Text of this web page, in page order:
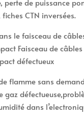
perte de puissance
CTN inversées.
le faisceau de
Faisceau de
défectueux
flamme sans
gaz
dans